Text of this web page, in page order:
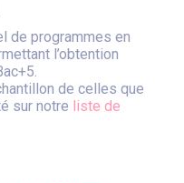
de programmes en
l’obtention
de celles que
sur notre liste de